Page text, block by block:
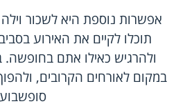
אפשרות נוספת היא לשכור
תוכלו לקיים את האירוע
ולהרגיש כאילו אתם בחופשה.
במקום לאורחים הקרובים,